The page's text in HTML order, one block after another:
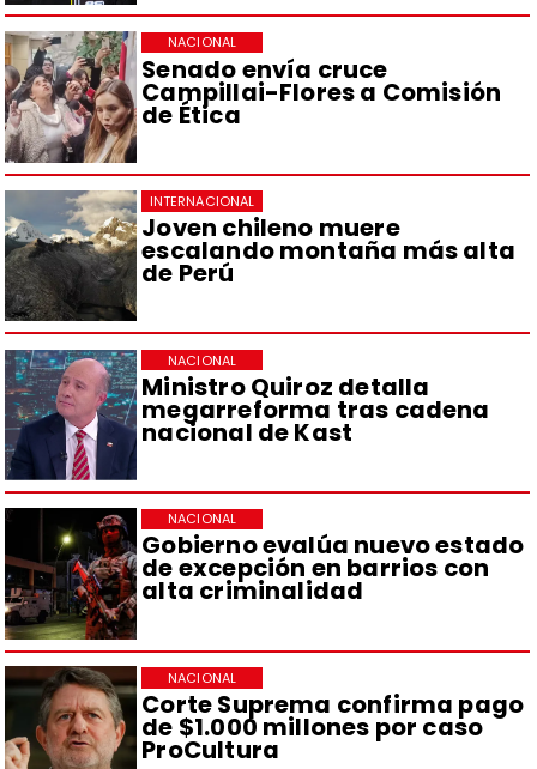
Senado envía cruce
Campillai-Flores a Comisión
de Ética
NACIONAL
Joven chileno muere
escalando montaña más alta
de Perú
INTERNACIONAL
Ministro Quiroz detalla
megarreforma tras cadena
nacional de Kast
NACIONAL
Gobierno evalúa nuevo estado
de excepción en barrios con
alta criminalidad
NACIONAL
Corte Suprema confirma pago
de $1.000 millones por caso
ProCultura
NACIONAL